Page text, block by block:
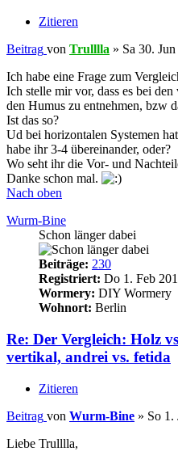
Zitieren
Beitrag von Trulllla » Sa 30.
Ich habe eine Frage zum
Ich stelle mir vor, dass es bei
den Humus zu entnehmen, bzw
Ist das so?
Ud bei horizontalen Systemen
habe ihr 3-4 übereinander, oder?
Wo seht ihr die Vor- und
Danke schon mal.
Nach oben
Wurm-Bine
Schon länger dabei
Beiträge: 230
Registriert: Do 1. Feb
Wormery: DIY Wormery
Wohnort: Berlin
Re: Der Vergleich: Holz
vertikal, andrei vs. fetida
Zitieren
Beitrag von Wurm-Bine » So 1.
Liebe Trulllla,